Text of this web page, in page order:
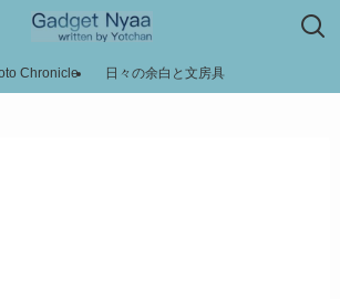
Chronicle 日々の余白と文房具